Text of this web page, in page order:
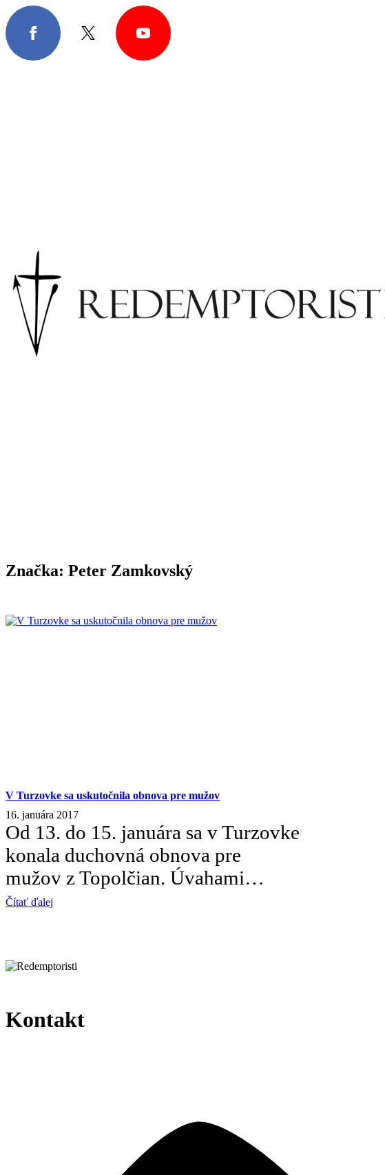
Značka: Peter Zamkovský
V Turzovke sa uskutočnila obnova pre mužov
16. januára 2017
Od 13. do 15. januára sa v Turzovke
konala duchovná obnova pre
mužov z Topolčian. Úvahami…
Čítať ďalej
Kontakt